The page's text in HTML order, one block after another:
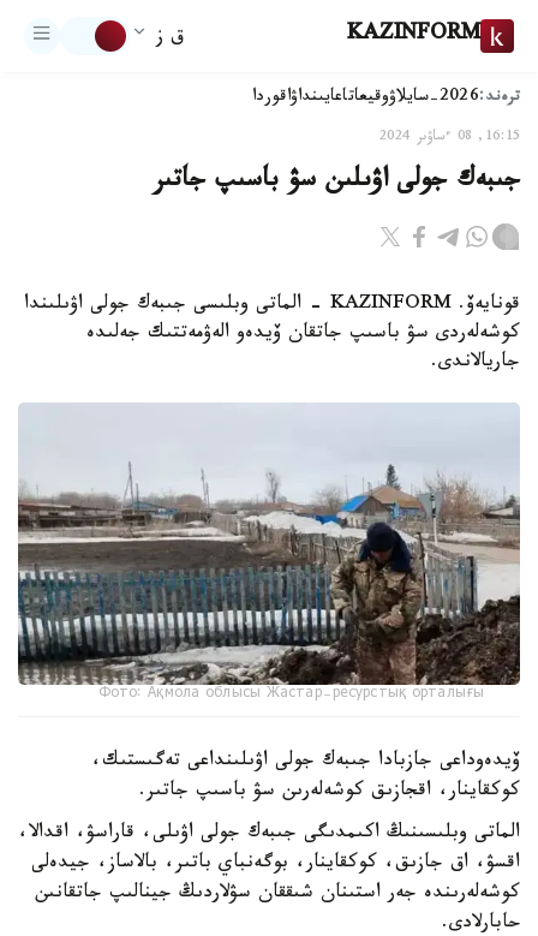
KAZINFORM ق ز
ترەند:2026-سايلاۋ وقيعاتاعايىنداۋاقوردا
16:15, 08 ءساۋىر 2024
جىبەك جولى اۋىلىن سۋ باسىپ جاتىر
قونايەۆ. KAZINFORM - الماتى وبلىسى جىبەك جولى اۋىلىندا
كوشەلەردى سۋ باسىپ جاتقان ۆيدەو الەۋمەتتىك جەلىدە
جاريالاندى.
Фото: Ақмола облысы Жастар-ресурстық орталығы
ۆيدەوداعى جازبادا جىبەك جولى اۋىلىنداعى تەگىستىك،
كوكقاينار، اقجازىق كوشەلەرىن سۋ باسىپ جاتىر.
الماتى وبلىسىنىڭ اكىمدىگى جىبەك جولى اۋىلى، قاراسۋ، اقدالا،
اقسۋ، اق جازىق، كوكقاينار، بوگەنباي باتىر، بالاساز، جيدەلى
كوشەلەرىندە جەر استىنان شىققان سۋلاردىڭ جينالىپ جاتقانىن
حابارلادى.